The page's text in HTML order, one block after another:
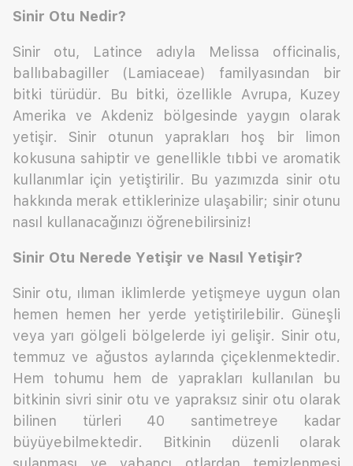
Sinir Otu Nedir?
Sinir otu, Latince adıyla Melissa officinalis,
ballıbabagiller (Lamiaceae) familyasından bir
bitki türüdür. Bu bitki, özellikle Avrupa, Kuzey
Amerika ve Akdeniz bölgesinde yaygın olarak
yetişir. Sinir otunun yaprakları hoş bir limon
kokusuna sahiptir ve genellikle tıbbi ve aromatik
kullanımlar için yetiştirilir. Bu yazımızda sinir otu
hakkında merak ettiklerinize ulaşabilir; sinir otunu
nasıl kullanacağınızı öğrenebilirsiniz!
Sinir Otu Nerede Yetişir ve Nasıl Yetişir?
Sinir otu, ılıman iklimlerde yetişmeye uygun olan
hemen hemen her yerde yetiştirilebilir. Güneşli
veya yarı gölgeli bölgelerde iyi gelişir. Sinir otu,
temmuz ve ağustos aylarında çiçeklenmektedir.
Hem tohumu hem de yaprakları kullanılan bu
bitkinin sivri sinir otu ve yapraksız sinir otu olarak
bilinen türleri 40 santimetreye kadar
büyüyebilmektedir. Bitkinin düzenli olarak